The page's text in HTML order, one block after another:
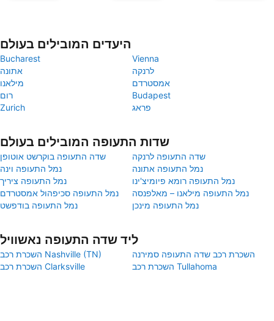
היעדים המובילים בעולם
Bucharest
Vienna
אתונה
לרנקה
מילאנו
אמסטרדם
רום
Budapest
Zurich
פראג
שדות התעופה המובילים בעולם
שדה התעופה בוקרשט אוטופן
שדה התעופה לרנקה
נמל התעופה וינה
נמל התעופה אתונה
נמל התעופה ציריך
נמל התעופה רומא פיומיצ'ינו
נמל התעופה סכיפהול אמסטרדם
נמל התעופה מילאנו – מאלפנסה
נמל התעופה בודפשט
נמל התעופה מינכן
ליד שדה התעופה נאשוויל
השכרת רכב Nashville (TN)
השכרת רכב שדה התעופה סמירנה
השכרת רכב Clarksville
השכרת רכב Tullahoma